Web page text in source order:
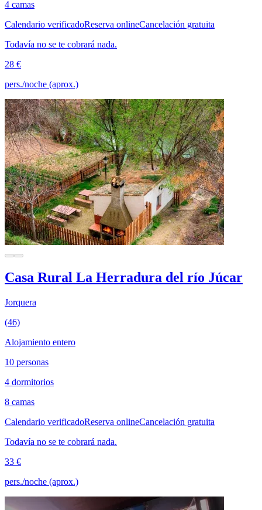
4 camas
Calendario verificadoReserva onlineCancelación gratuita
Todavía no se te cobrará nada.
28 €
pers./noche (aprox.)
Casa Rural La Herradura del río Júcar
Jorquera
(46)
Alojamiento entero
10 personas
4 dormitorios
8 camas
Calendario verificadoReserva onlineCancelación gratuita
Todavía no se te cobrará nada.
33 €
pers./noche (aprox.)